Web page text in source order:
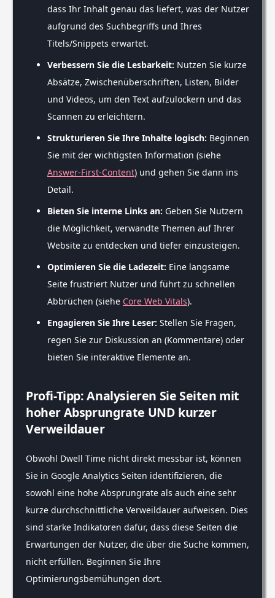
dass Ihr Inhalt genau das liefert, was der Nutzer
aufgrund des Suchbegriffs und Ihres
Titels/Snippets erwartet.
Verbessern Sie die Lesbarkeit: Nutzen Sie kurze
Absätze, Zwischenüberschriften, Listen, Bilder
und Videos, um den Text aufzulockern und das
Scannen zu erleichtern.
Strukturieren Sie Ihre Inhalte logisch: Beginnen
Sie mit der wichtigsten Information (siehe
Answer-First-Content) und gehen Sie dann ins
Detail.
Bieten Sie interne Links an: Geben Sie Nutzern
die Möglichkeit, verwandte Themen auf Ihrer
Website zu entdecken und tiefer einzusteigen.
Optimieren Sie die Ladezeit: Eine langsame
Seite frustriert Nutzer und führt zu schnellen
Abbrüchen (siehe Core Web Vitals).
Engagieren Sie Ihre Leser: Stellen Sie Fragen,
regen Sie zur Diskussion an (Kommentare) oder
bieten Sie interaktive Elemente an.
Profi-Tipp: Analysieren Sie Seiten mit
hoher Absprungrate UND kurzer
Verweildauer
Obwohl Dwell Time nicht direkt messbar ist, können
Sie in Google Analytics Seiten identifizieren, die
sowohl eine hohe Absprungrate als auch eine sehr
kurze durchschnittliche Verweildauer aufweisen. Dies
sind starke Indikatoren dafür, dass diese Seiten die
Erwartungen der Nutzer, die über die Suche kommen,
nicht erfüllen. Beginnen Sie Ihre
Optimierungsbemühungen dort.